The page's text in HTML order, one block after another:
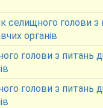
селищного голови з
органів
голови з питань
голови з питань